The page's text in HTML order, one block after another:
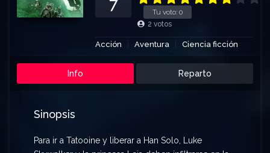
Tu voto: 0
2 votos
Acción Aventura Ciencia ficción
Info Reparto
Sinopsis
Para ir a Tatooine y liberar a Han Solo, Luke